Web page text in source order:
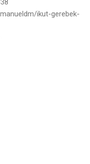
ikut-gerebek-